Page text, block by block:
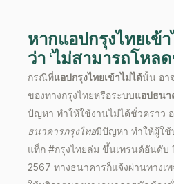
หากแอปกรุงไทยเข้
ว่า ‘ไม่สามารถโหล
กรณีที่แอปกรุงไทยเข้าไม่ได้นั้น อา
ของทางกรุงไทยหรือระบบแอปธนา
ปัญหา ทำให้ใช้งานไม่ได้ชั่วคราว
ธนาคารกรุงไทยมีปัญหา ทำให้ผู้ใ
แท็ก #กรุงไทยล่ม ขึ้นเทรนด์อันดับ
2567 ทางธนาคารก็แจ้งผ่านทางเพ